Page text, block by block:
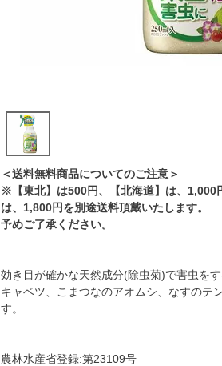
＜送料無料商品についてのご注意＞
※【東北】は500円、【北海道】は、1,000
は、1,800円を別途送料頂戴いたします。
予めご了承ください。
効き目が確かな天然成分(除虫菊)で害虫をす
キャベツ、こまつなのアオムシ、なすのテ
す。
農林水産省登録:第23109号